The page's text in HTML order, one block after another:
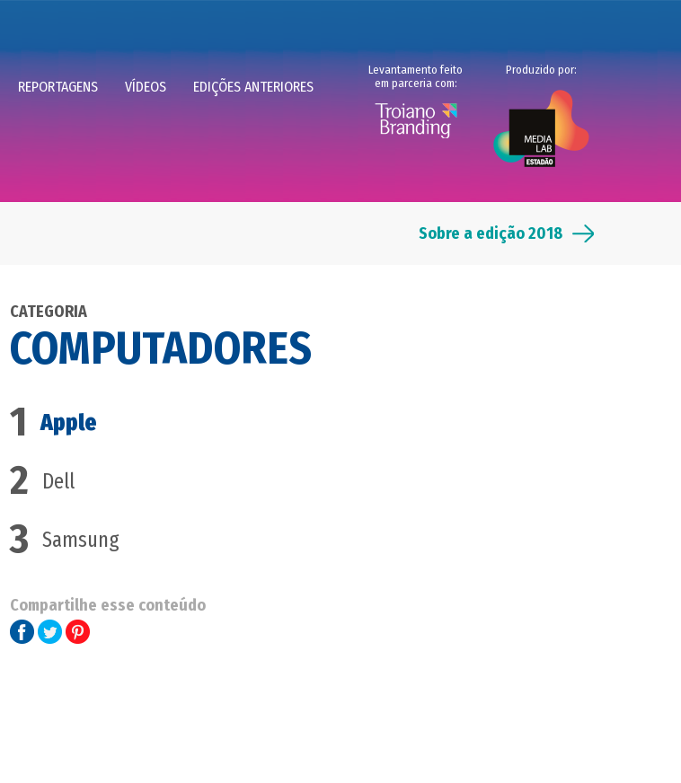
REPORTAGENS VÍDEOS EDIÇÕES ANTERIORES
Levantamento feito
em parceria com:
Produzido por:
Sobre a edição 2018
CATEGORIA
COMPUTADORES
1 Apple
2 Dell
3 Samsung
Compartilhe esse conteúdo